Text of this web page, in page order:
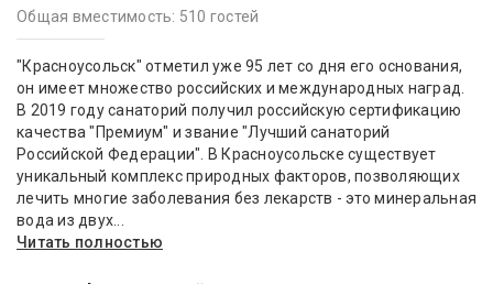
Общая вместимость: 510 гостей
"Красноусольск" отметил уже 95 лет со дня его основания,
он имеет множество российских и международных наград.
В 2019 году санаторий получил российскую сертификацию
качества "Премиум" и звание "Лучший санаторий
Российской Федерации". В Красноусольске существует
уникальный комплекс природных факторов, позволяющих
лечить многие заболевания без лекарств - это минеральная
вода из двух...
Читать полностью